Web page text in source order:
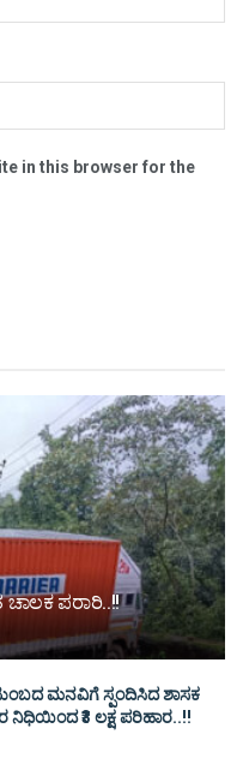
in this browser for the
ಚಾಲಕ ಪರಾರಿ..!!
ಮನವಿಗೆ ಸ್ಪಂದಿಸಿದ ಶಾಸಕ
₹3 ಲಕ್ಷ ಪರಿಹಾರ..!!